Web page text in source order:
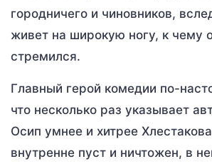
городничего и чиновников,
живет на широкую ногу, к чему
стремился.
Главный герой комедии по-
что несколько раз указывает
Осип умнее и хитрее
внутренне пуст и ничтожен, в